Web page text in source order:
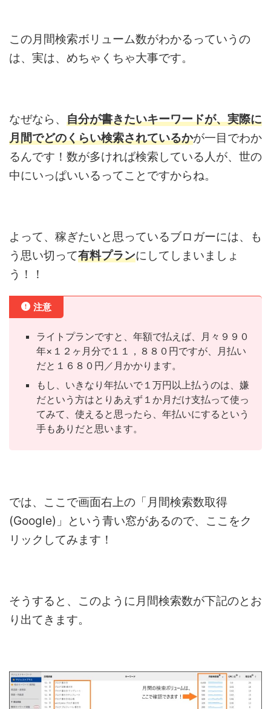
この月間検索ボリューム数がわかるっていうの
は、実は、めちゃくちゃ大事です。
なぜなら、 自分が書きたいキーワードが、実際に
月間でどのくらい検索されているかが一目でわか
るんです！数が多ければ検索している人が、世の
中にいっぱいいるってことですからね。
よって、稼ぎたいと思っているブロガーには、も
う思い切って有料プランにしてしまいましょ
う！！
注意
ライトプランですと、年額で払えば、月々９９０
年×１２ヶ月分で１１，８８０円ですが、月払い
だと１６８０円／月かかります。
もし、いきなり年払いで１万円以上払うのは、嫌
だという方はとりあえず１か月だけ支払って使っ
てみて、使えると思ったら、年払いにするという
手もありだと思います。
では、ここで画面右上の「月間検索数取得
(Google)」という青い窓があるので、ここをク
リックしてみます！
そうすると、このように月間検索数が下記のとお
り出てきます。